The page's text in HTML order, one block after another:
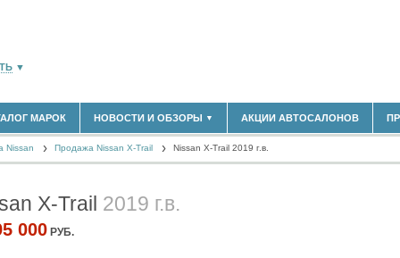
▼
(14298)
МАРОК НОВОСТИ И ОБЗОРЫ ▼
НОВОСТИ РЫНКА
МАТЕРИАЛЫ ПАРТНЕРОВ
АКЦИИ АВТОСАЛОНОВ
Nissan Продажа Nissan X-Trail Nissan X-Trail 2019 г.в.
X-Trail 2019 г.в.
000 РУБ.